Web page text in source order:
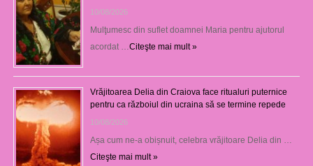
10/08/2026
Mulţumesc din suflet doamnei Maria pentru ajutorul
acordat … Citeşte mai mult »
Vrăjitoarea Delia din Craiova face ritualuri puternice
pentru ca războiul din ucraina să se termine repede
10/08/2026
Așa cum ne-a obișnuit, celebra vrăjitoare Delia din …
Citeşte mai mult »